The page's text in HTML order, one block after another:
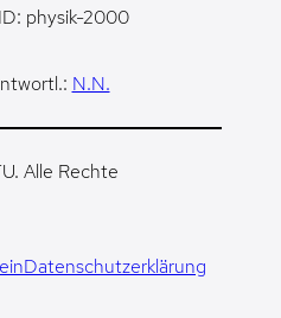
physik-2000
N.N.
Alle Rechte
Datenschutzerklärung